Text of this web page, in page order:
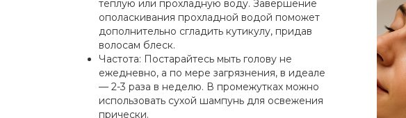
теплую или прохладную воду. Завершение
ополаскивания прохладной водой поможет
дополнительно сгладить кутикулу, придав
волосам блеск.
Частота: Постарайтесь мыть голову не
ежедневно, а по мере загрязнения, в идеале
— 2-3 раза в неделю. В промежутках можно
использовать сухой шампунь для освежения
прически.